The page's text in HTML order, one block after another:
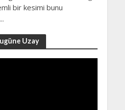
bir kesimi bunu
Uzay